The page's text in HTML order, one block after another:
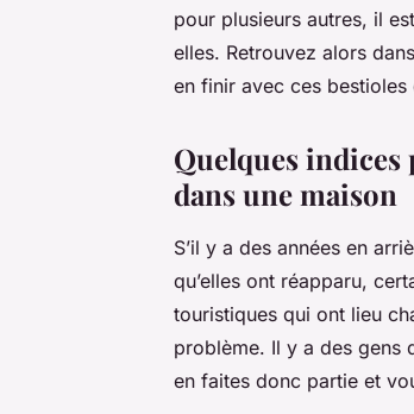
pour plusieurs autres, il
elles. Retrouvez alors
en finir avec ces
Quelques indices
dans une maison
S’il y a des années en
qu’elles ont réapparu,
touristiques qui ont lieu
problème. Il y a des gens
en faites donc partie et